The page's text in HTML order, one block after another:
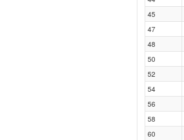
45
47
48
50
52
54
56
58
60